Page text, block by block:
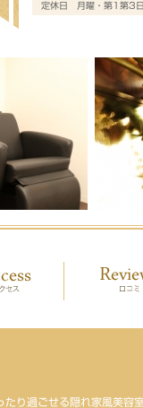
定休日 月曜・第1第3
たり過ごせる隠れ家風美容